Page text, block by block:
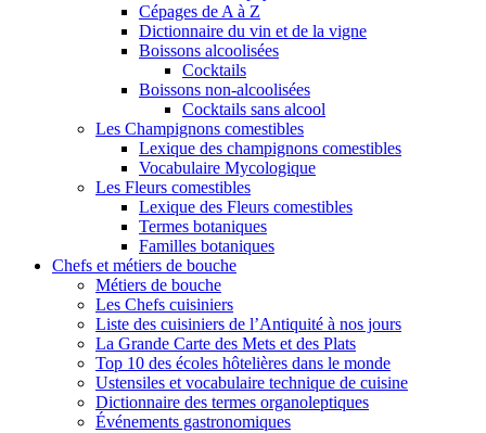
Cépages de A à Z
Dictionnaire du vin et de la vigne
Boissons alcoolisées
Cocktails
Boissons non-alcoolisées
Cocktails sans alcool
Les Champignons comestibles
Lexique des champignons comestibles
Vocabulaire Mycologique
Les Fleurs comestibles
Lexique des Fleurs comestibles
Termes botaniques
Familles botaniques
Chefs et métiers de bouche
Métiers de bouche
Les Chefs cuisiniers
Liste des cuisiniers de l’Antiquité à nos jours
La Grande Carte des Mets et des Plats
Top 10 des écoles hôtelières dans le monde
Ustensiles et vocabulaire technique de cuisine
Dictionnaire des termes organoleptiques
Événements gastronomiques